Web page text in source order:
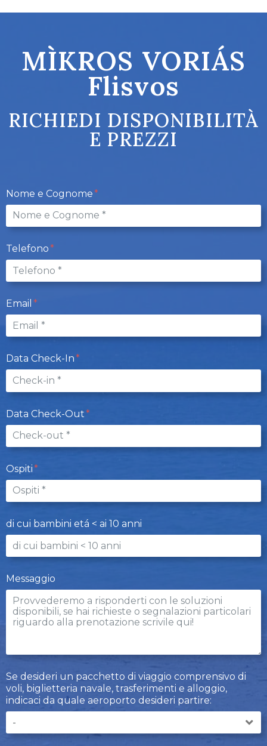
MÌKROS VORIÁS
Flisvos
RICHIEDI DISPONIBILITÀ
E PREZZI
Nome e Cognome
Telefono
Email
Data Check-In
Data Check-Out
Ospiti
di cui bambini etá < ai 10 anni
Messaggio
Se desideri un pacchetto di viaggio comprensivo di
voli, biglietteria navale, trasferimenti e alloggio,
indicaci da quale aeroporto desideri partire: